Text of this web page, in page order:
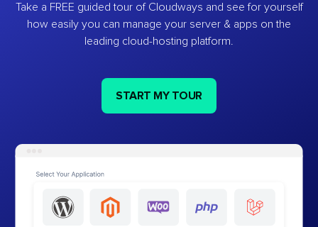
Take a FREE guided tour of Cloudways and see for yourself
how easily you can manage your server & apps on the
leading cloud-hosting platform.
START MY TOUR